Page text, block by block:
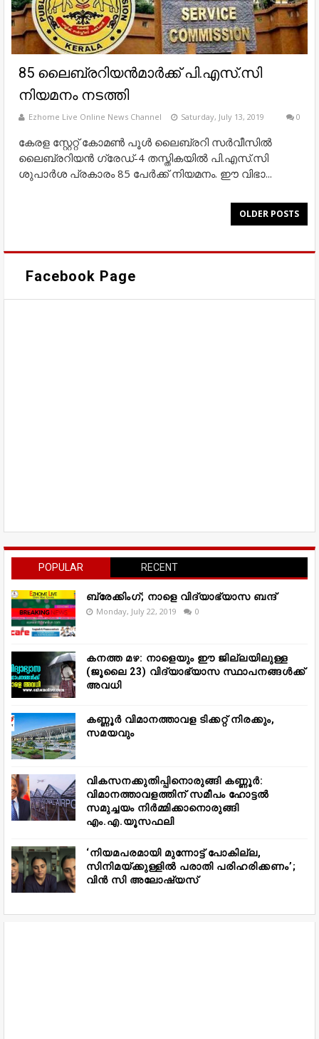
85 ലൈബ്രറിയന്‍മാര്‍ക്ക് പി.എസ്.സി
നിയമനം നടത്തി
Ezhome Live Online News Channel Saturday, July 13, 2019 0
കേരള സ്റ്റേറ്റ് കോമണ്‍ പൂള്‍ ലൈബ്രറി സര്‍വീസില്‍
ലൈബ്രറിയന്‍ ഗ്രേഡ്-4 തസ്തികയില്‍ പി.എസ്.സി
ശുപാര്‍ശ പ്രകാരം 85 പേര്‍ക്ക് നിയമനം. ഈ വിഭാ...
OLDER POSTS
Facebook Page
POPULAR RECENT
ബ്രേക്കിംഗ്; നാളെ വിദ്യാഭ്യാസ ബന്ദ്
Monday, July 22, 2019 0
കനത്ത മഴ: നാളെയും ഈ ജില്ലയിലുള്ള
(ജൂലൈ 23) വിദ്യാഭ്യാസ സ്ഥാപനങ്ങൾക്ക്
അവധി
കണ്ണൂർ വിമാനത്താവള ടിക്കറ്റ് നിരക്കും,
സമയവും
വികസനക്കുതിപ്പിനൊരുങ്ങി കണ്ണൂർ:
വിമാനത്താവളത്തിന് സമീപം ഹോട്ടൽ
സമുച്ചയം നിർമ്മിക്കാനൊരുങ്ങി
എം.എ.യൂസഫലി
‘നിയമപരമായി മുന്നോട്ട് പോകില്ല,
സിനിമയ്ക്കുള്ളിൽ പരാതി പരിഹരിക്കണം’;
വിൻ സി അലോഷ്യസ്